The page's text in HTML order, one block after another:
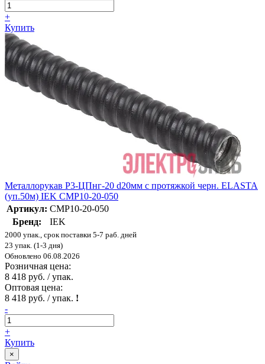
+
Купить
Металлорукав Р3-ЦПнг-20 d20мм с протяжкой черн. ELASTA
(уп.50м) IEK CMP10-20-050
Артикул: CMP10-20-050
Бренд:
IEK
2000 упак., срок поставки 5-7 раб. дней
23 упак. (1-3 дня)
Обновлено 06.08.2026
Розничная цена:
8 418 руб. / упак.
Оптовая цена:
8 418 руб. / упак. !
-
+
Купить
×